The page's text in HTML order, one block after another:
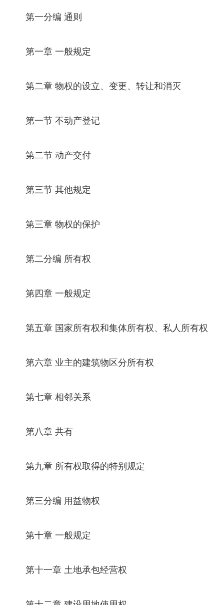
第一分编 通则
第一章 一般规定
第二章 物权的设立、变更、转让和消灭
第一节 不动产登记
第二节 动产交付
第三节 其他规定
第三章 物权的保护
第二分编 所有权
第四章 一般规定
第五章 国家所有权和集体所有权、私人所有权
第六章 业主的建筑物区分所有权
第七章 相邻关系
第八章 共有
第九章 所有权取得的特别规定
第三分编 用益物权
第十章 一般规定
第十一章 土地承包经营权